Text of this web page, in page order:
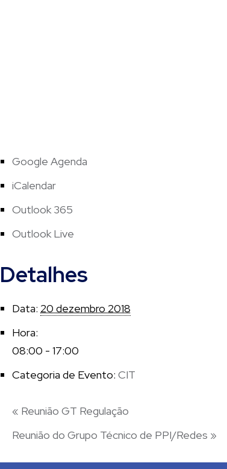
Google Agenda
iCalendar
Outlook 365
Outlook Live
Detalhes
Data: 20 dezembro 2018
Hora:
08:00 - 17:00
Categoria de Evento: CIT
« Reunião GT Regulação
Reunião do Grupo Técnico de PPI/Redes »